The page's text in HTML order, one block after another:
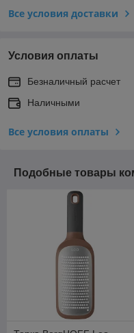
Все условия доставки
Условия оплаты
Безналичный расчет
Наличными
Все условия оплаты
Подобные товары